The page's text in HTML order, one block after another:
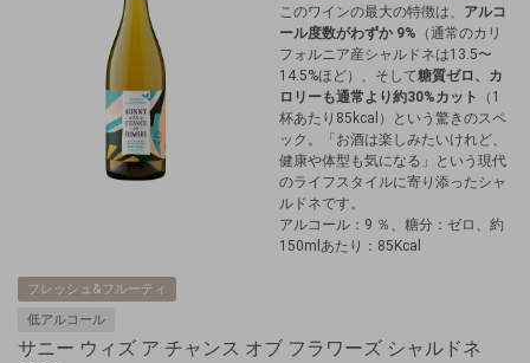
このワインの最大の特徴は、
アルコ
ール度数がわずか 9% （通常のカリ
フォルニア産シャルドネは13.5〜
14.5%ほど）、そして糖質ゼロ、カ
ロリーも通常より約30%カット
（1
杯あたり85kcal）という驚きのスペ
ック。「お酒は楽しみたいけれど、
健康や体型も気になる」という現代
のライフスタイルに寄り添ったシャ
ルドネです。
アルコール：9 ％、糖分：ゼロ、約
150mlあたり：85Kcal
フレッシュ&フルーティ
低アルコール
サニー ウィズ ア チャンス オブ フラワーズ シャルドネ